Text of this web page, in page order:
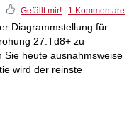
Gefällt mir! 1 Kommentare
Diagrammstellung für
27.Td8+ zu
Sie heute ausnahmsweise
wird der reinste